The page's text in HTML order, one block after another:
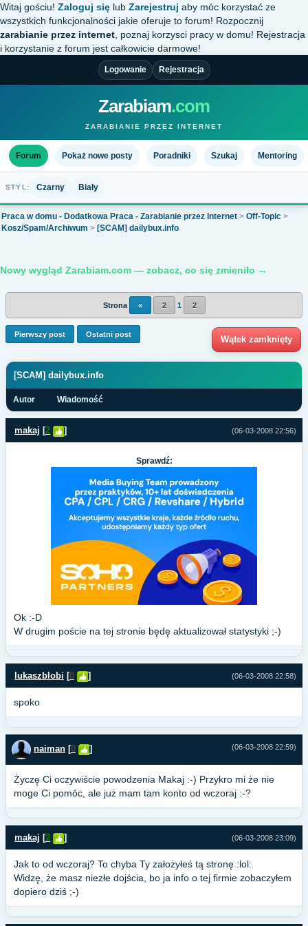
Witaj gościu! Zaloguj się lub Zarejestruj aby móc korzystać ze
wszystkich funkcjonalności jakie oferuje to forum! Rozpocznij
zarabianie przez internet , poznaj korzysci pracy w domu! Rejestracja
i korzystanie z forum jest całkowicie darmowe!
Logowanie Rejestracja
Zarabiam.com
ZARABIANIE PRZEZ INTERNET
Forum Pokaż nowe posty Poradniki Szukaj Mentoring
STYL: Czarny Biały
Praca w domu - Dodatkowa Praca - Zarabianie przez Internet > Off-Topic >
Kosz/Spam/Archiwum > [SCAM] dailybux.info
Nowy wygląd Zarabiam.com — zobacz, co się zmieniło →
Strona « 2 1 2
Pierwszy post Ostatni post Wątek zamknięty
[SCAM] dailybux.info
Autor Wiadomość
(06-03-2008 22:56)
makaj [2 ]
Sprawdź:
Ok :-D
W drugim poście na tej stronie będę aktualizował statystyki ;-)
(06-03-2008 22:58)
lukaszblobi [0 ]
spoko
(06-03-2008 22:59)
naiman [0 ]
Życzę Ci oczywiście powodzenia Makaj :-) Przykro mi że nie
moge Ci pomóc, ale już mam tam konto od wczoraj :-?
(06-03-2008 23:09)
makaj [2 ]
Jak to od wczoraj? To chyba Ty założyłeś tą stronę :lol:
Widzę, że masz niezłe dojścia, bo ja info o tej firmie zobaczyłem
dopiero dziś ;-)